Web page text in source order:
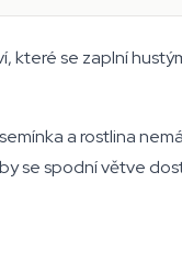
které se zaplní
a rostlina
se spodní větve